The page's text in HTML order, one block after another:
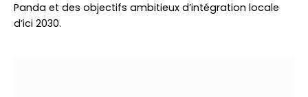
Panda et des objectifs ambitieux d’intégration locale
d’ici 2030.